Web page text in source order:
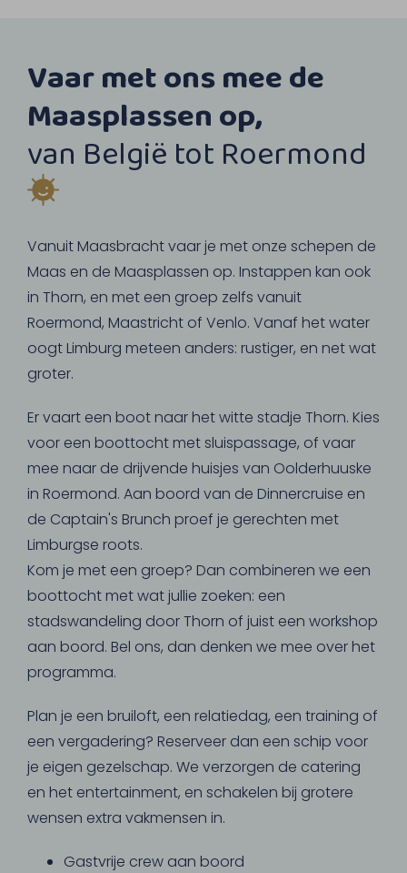
Vaar met ons mee de
Maasplassen op,
van België tot Roermond
Vanuit Maasbracht vaar je met onze schepen de
Maas en de Maasplassen op. Instappen kan ook
in Thorn, en met een groep zelfs vanuit
Roermond, Maastricht of Venlo. Vanaf het water
oogt Limburg meteen anders: rustiger, en net wat
groter.
Er vaart een boot naar het witte stadje Thorn. Kies
voor een boottocht met sluispassage, of vaar
mee naar de drijvende huisjes van Oolderhuuske
in Roermond. Aan boord van de Dinnercruise en
de Captain's Brunch proef je gerechten met
Limburgse roots.
Kom je met een groep? Dan combineren we een
boottocht met wat jullie zoeken: een
stadswandeling door Thorn of juist een workshop
aan boord. Bel ons, dan denken we mee over het
programma.
Plan je een bruiloft, een relatiedag, een training of
een vergadering? Reserveer dan een schip voor
je eigen gezelschap. We verzorgen de catering
en het entertainment, en schakelen bij grotere
wensen extra vakmensen in.
Gastvrije crew aan boord